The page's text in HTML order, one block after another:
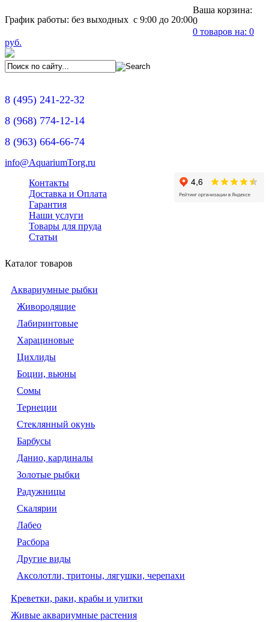
График работы: без выходных с 9:00 до 20:00
Ваша корзина:
0
0 товаров на: 0
руб.
8 (495) 241-22-32
8 (968) 774-12-14
8 (963) 664-66-74
info@AquariumTorg.ru
Контакты
Доставка и Оплата
Гарантия
Наши услуги
Товары для пруда
Статьи
Каталог товаров
Аквариумные рыбки
Живородящие
Лабиринтовые
Харациновые
Цихлиды
Боции, вьюны
Сомы
Тернеции
Стеклянный окунь
Барбусы
Данио, кардиналы
Золотые рыбки
Радужницы
Скалярии
Лабео
Расбора
Другие виды
Аксолотли, тритоны, лягушки, черепахи
Креветки, раки, крабы и улитки
Живые аквариумные растения